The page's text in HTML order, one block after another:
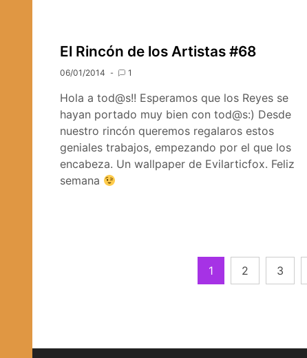
El Rincón de los Artistas #68
06/01/2014 1
Hola a tod@s!! Esperamos que los Reyes se
hayan portado muy bien con tod@s:) Desde
nuestro rincón queremos regalaros estos
geniales trabajos, empezando por el que los
encabeza. Un wallpaper de Evilarticfox. Feliz
semana
1 2 3